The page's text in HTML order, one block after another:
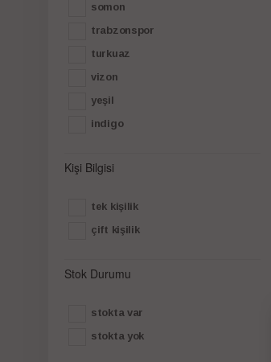
somon
trabzonspor
turkuaz
vizon
yeşil
i̇ndigo
Kişi Bilgisi
tek kişilik
çift kişilik
Stok Durumu
stokta var
stokta yok